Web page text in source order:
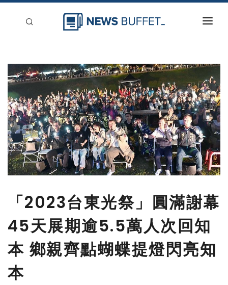
新聞稿分類
刊登
「2023台東光祭」圓滿謝幕
45天展期逾5.5萬人次回知
本 鄉親齊點蝴蝶提燈閃亮知
本